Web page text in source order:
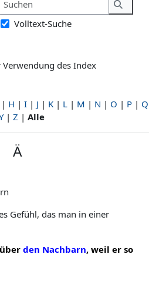
Verwendung des Index
Suchen
Volltext-Suche
des Index
| H | I | J | K | L | M | N | O | P | Q
| Z | Alle
Ä
Gefühl, das man in einer
den Nachbarn, weil er so